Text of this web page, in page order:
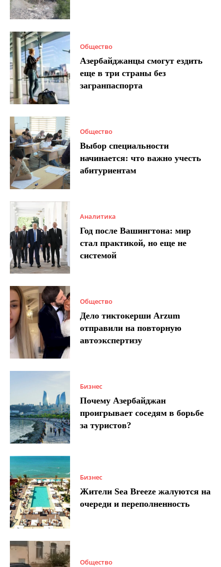
Общество
Азербайджанцы смогут ездить
еще в три страны без
загранпаспорта
Общество
Выбор специальности
начинается: что важно учесть
абитуриентам
Аналитика
Год после Вашингтона: мир
стал практикой, но еще не
системой
Общество
Дело тиктокерши Arzum
отправили на повторную
автоэкспертизу
Бизнес
Почему Азербайджан
проигрывает соседям в борьбе
за туристов?
Бизнес
Жители Sea Breeze жалуются на
очереди и переполненность
Общество